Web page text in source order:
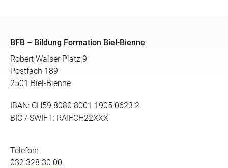
BFB – Bildung Formation Biel-Bienne
Robert Walser Platz 9
Postfach 189
2501 Biel-Bienne
IBAN: CH59 8080 8001 1905 0623 2
BIC / SWIFT: RAIFCH22XXX
Telefon:
032 328 30 00